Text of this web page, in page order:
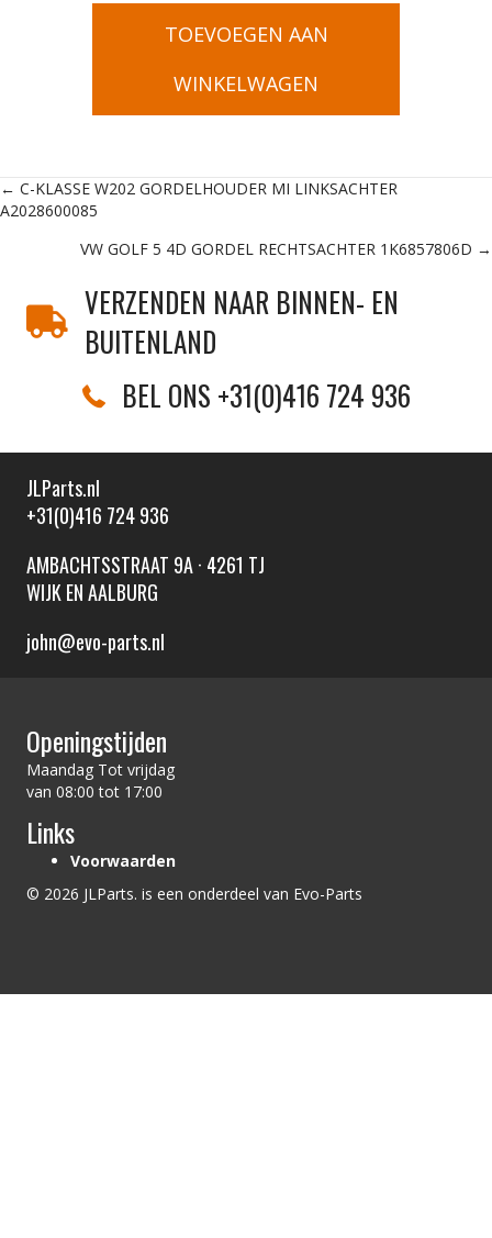
TOEVOEGEN AAN
WINKELWAGEN
Posts
navigation
← C-KLASSE W202 GORDELHOUDER MI LINKSACHTER
A2028600085
VW GOLF 5 4D GORDEL RECHTSACHTER 1K6857806D →
VERZENDEN NAAR BINNEN- EN
BUITENLAND
BEL ONS +31(0)416 724 936
JLParts.nl
+31(0)416 724 936
AMBACHTSSTRAAT 9A · 4261 TJ
WIJK EN AALBURG
john@evo-parts.nl
Openingstijden
Maandag Tot vrijdag
van 08:00 tot 17:00
Links
Voorwaarden
© 2026 JLParts. is een onderdeel van Evo-Parts